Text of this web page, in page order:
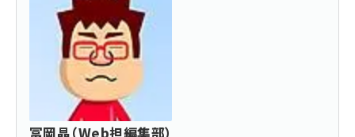
冨岡晶（Web担編集部）